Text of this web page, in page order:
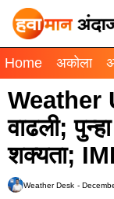
Home अकोला
Weather
वाढली;
शक्यता;
Weather Desk -